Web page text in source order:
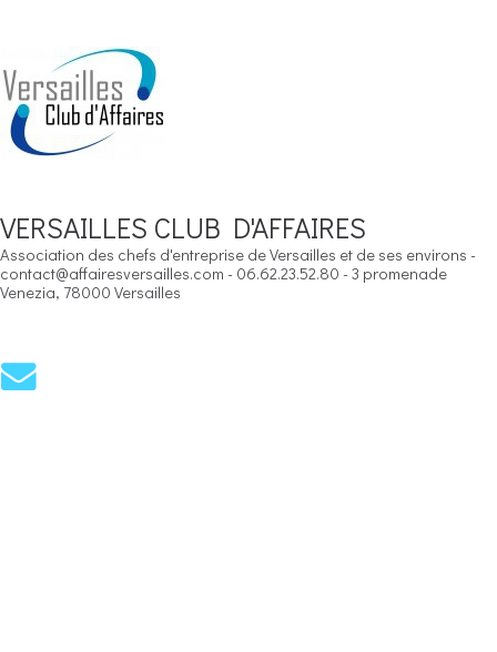
VERSAILLES CLUB D'AFFAIRES
Association des chefs d'entreprise de Versailles et de ses environs -
contact@affairesversailles.com - 06.62.23.52.80 - 3 promenade
Venezia, 78000 Versailles